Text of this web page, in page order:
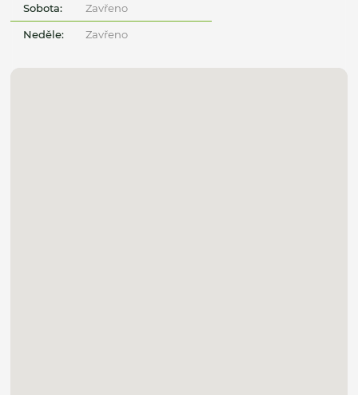
Sobota: Zavřeno
Neděle: Zavřeno